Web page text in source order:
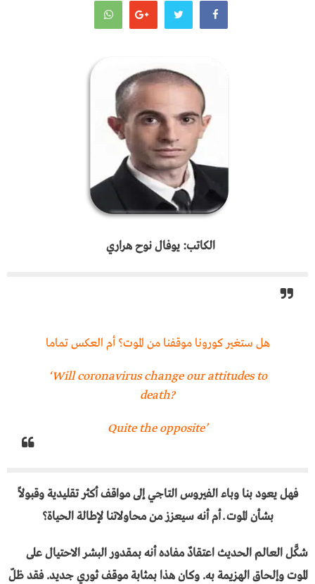
الكاتب: يوفال نوح هراري
هل ستغير كورونا موقفنا من الموت؟ أم العكس تماما
‘Will coronavirus change our attitudes to
death?
Quite the opposite’
فهل يعود بنا وباء الفيروس التاجي إلى مواقف أكثر تقليدية وقبولاً
بشأن الموت ــ أم أنه سيعزز من محاولاتنا لإطالة الحياة؟
شكَّل العالم الحديث اعتقادٌ مفاده أنه بمقدور البشر الاحتيال على
الموت وإلحاق الهزيمة به. وكان هذا بمثابة موقف ثوري جديد. فقد ظلّ